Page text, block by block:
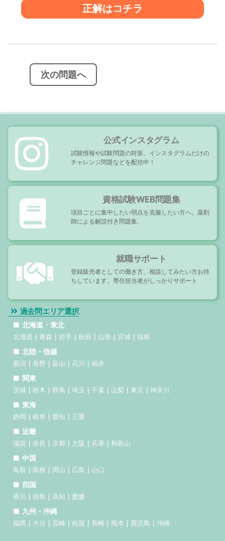
正解はコチラ
ン
次の問題へ
公式インスタグラム
試験情報や試験問題の対策、インスタグラムだけの
チャレンジ問題などを配信中！
資格試験WEB問題集
項目ごとに集中したい弱点を克服したい方へ。薬剤
師による解説付き問題集。
就職サポート
登録販売者としての働き方、相談してみたい方お待
ちしています。専任担当者がしっかりサポート
過去問エリア選択
北海道・東北
北海道 青森 岩手 秋田 山形 宮城 福島
北陸・信越
新潟 長野 富山 石川 福井
関東
茨城 栃木 群馬 埼玉 千葉 山梨 東京 神奈川
東海
静岡 岐阜 愛知 三重
近畿
滋賀 奈良 京都 大阪 兵庫 和歌山
中国
鳥取 島根 岡山 広島 山口
四国
香川 徳島 高知 愛媛
九州・沖縄
福岡 大分 宮崎 佐賀 長崎 熊本 鹿児島 沖縄